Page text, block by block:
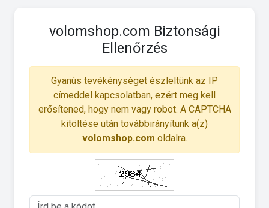
volomshop.com Biztonsági
Ellenőrzés
Gyanús tevékénységet észleltünk az IP
címeddel kapcsolatban, ezért meg kell
erősítened, hogy nem vagy robot. A CAPTCHA
kitöltése után továbbirányítunk a(z)
volomshop.com oldalra.